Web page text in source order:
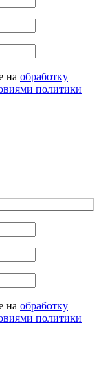
на обработку
политики
на обработку
политики